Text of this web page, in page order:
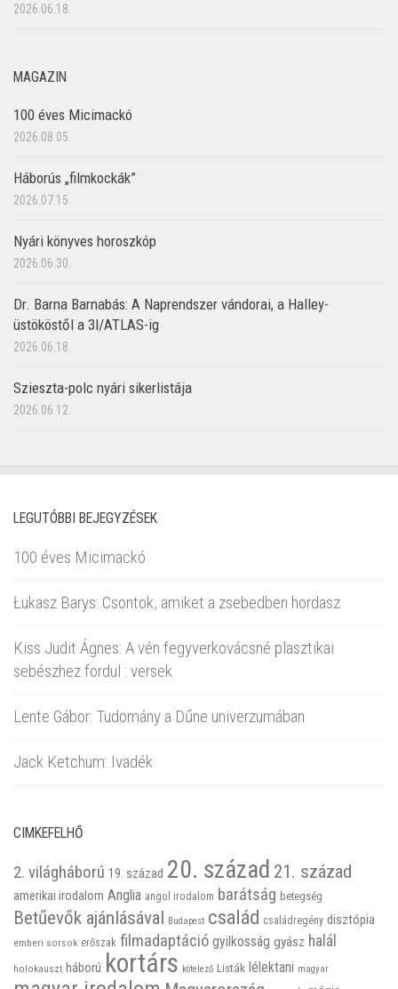
2026.06.18.
MAGAZIN
100 éves Micimackó
2026.08.05.
Háborús „filmkockák”
2026.07.15.
Nyári könyves horoszkóp
2026.06.30.
Dr. Barna Barnabás: A Naprendszer vándorai, a Halley-
üstököstől a 3I/ATLAS-ig
2026.06.18.
Szieszta-polc nyári sikerlistája
2026.06.12.
LEGUTÓBBI BEJEGYZÉSEK
100 éves Micimackó
Łukasz Barys: Csontok, amiket a zsebedben hordasz
Kiss Judit Ágnes: A vén fegyverkovácsné plasztikai
sebészhez fordul : versek
Lente Gábor: Tudomány a Dűne univerzumában
Jack Ketchum: Ivadék
CIMKEFELHŐ
2. világháború 19. század 20. század 21. század
amerikai irodalom Anglia angol irodalom barátság betegség
Betűevők ajánlásával Budapest család családregény disztópia
emberi sorsok erőszak filmadaptáció gyilkosság gyász halál
holokauszt háború kortárs kötelező Listák lélektani magyar